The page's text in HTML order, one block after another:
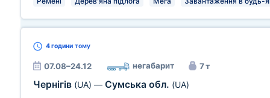
4 години тому
07.08–24.12 негабарит 7 т
Чернігів (UA) — Сумська обл. (UA)